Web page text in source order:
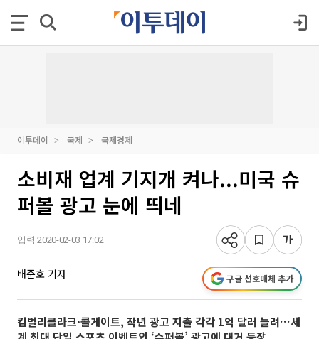
이투데이 국제 국제경제
소비재 업계 기지개 켜나...미국 슈
퍼볼 광고 눈에 띄네
입력 2020-02-03 17:02
배준호 기자 구글 선호매체 추가
킴벌리클라크·콜게이트, 작년 광고 지출 각각 1억 달러 늘려…세